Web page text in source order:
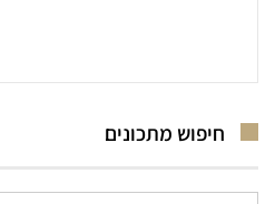
חיפוש מתכונים